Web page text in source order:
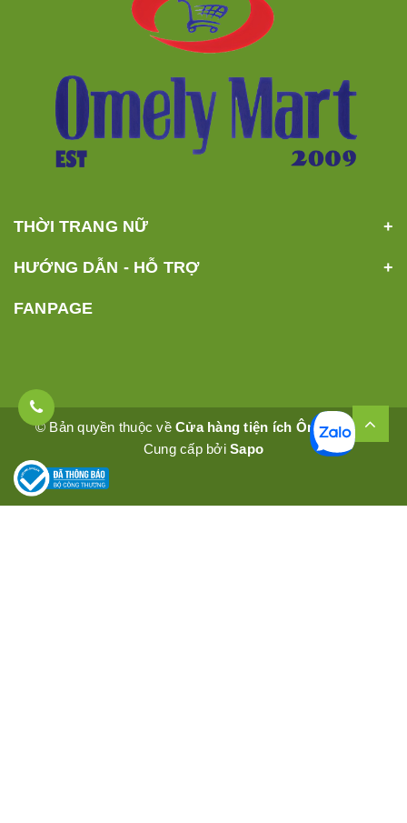
THỜI TRANG NỮ
HƯỚNG DẪN - HỖ TRỢ
FANPAGE
© Bản quyền thuộc vềCửa hàng tiện ích Ômêly Mart
Cung cấp bởiSapo